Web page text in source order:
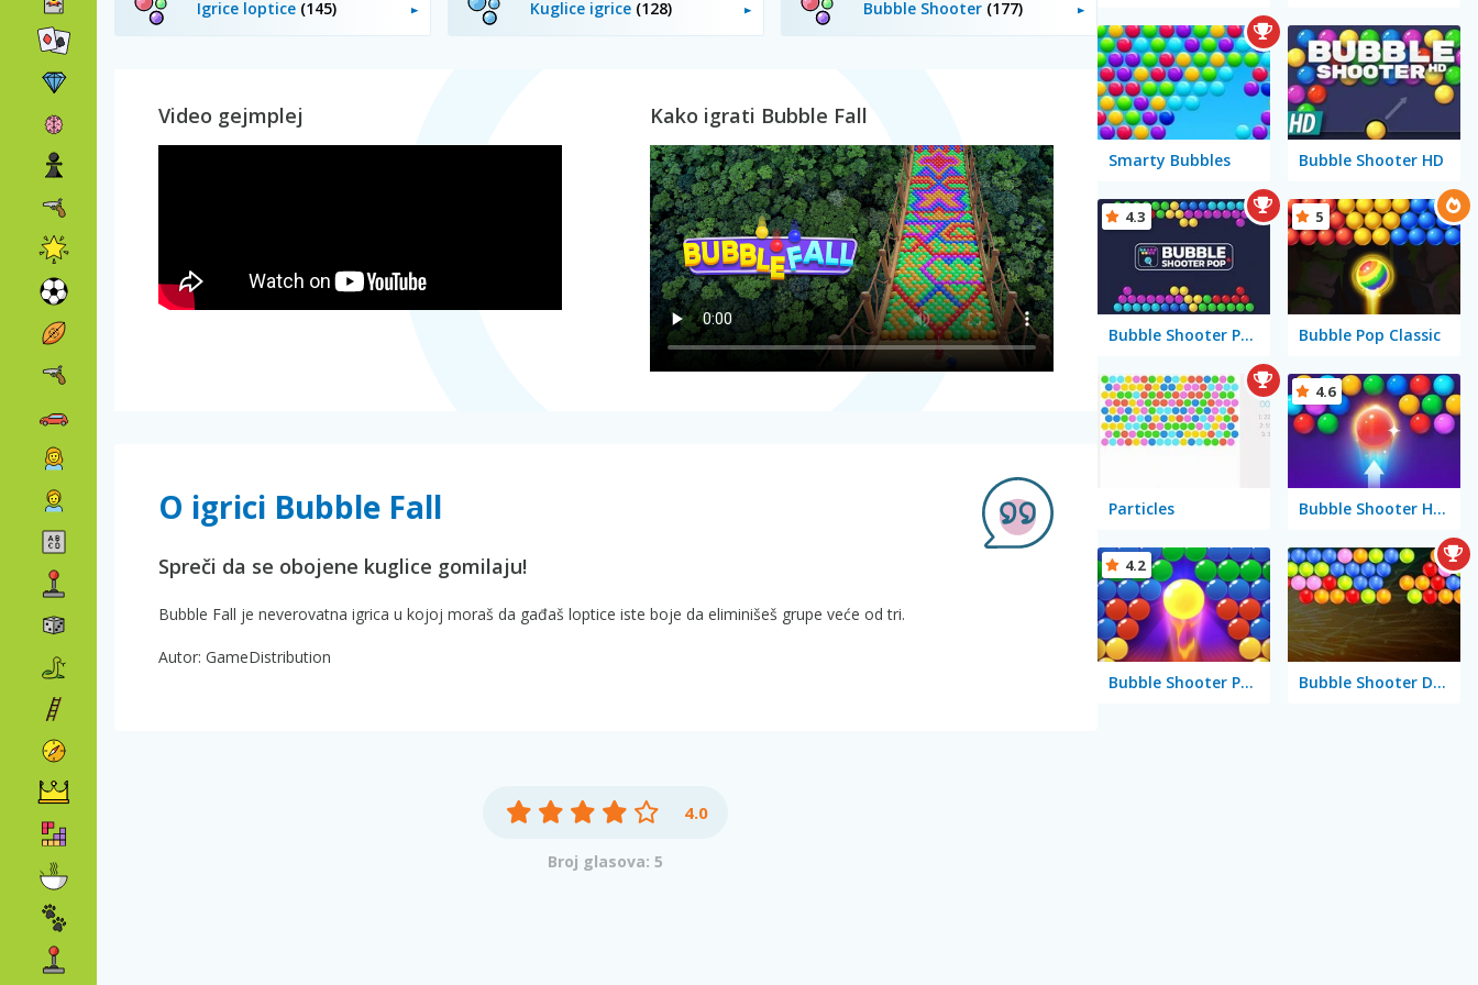
Igrice loptice (145) Kuglice igrice (128) Bubble Shooter (177)
Video gejmplej Kako igrati Bubble Fall
O igrici Bubble Fall
Spreči da se obojene kuglice gomilaju!
Bubble Fall je neverovatna igrica u kojoj moraš da gađaš loptice iste boje da eliminišeš grupe veće od tri.
Autor: GameDistribution
4.0
Broj glasova: 5
Smarty Bubbles Bubble Shooter HD
Bubble Shooter Pop
4.3
Bubble Pop Classic
5
Particles Bubble Shooter HD 2
4.6
Bubble Shooter Pro 3
4.2
Bubble Shooter Deluxe